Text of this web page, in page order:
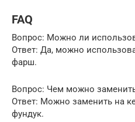
FAQ
Вопрос: Можно ли
Ответ: Да, можно
фарш.
Вопрос: Чем можно
Ответ: Можно заменить на
фундук.